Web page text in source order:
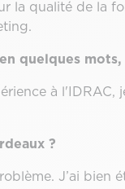
la qualité de la
quelques
à l'IDRAC,
?
J’ai bien